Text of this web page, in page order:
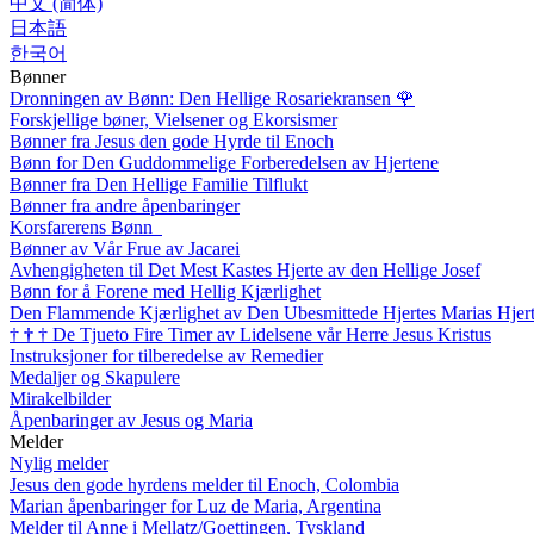
日本語
한국어
Bønner
Dronningen av Bønn: Den Hellige Rosariekransen 🌹
Forskjellige bøner, Vielsener og Ekorsismer
Bønner fra Jesus den gode Hyrde til Enoch
Bønn for Den Guddommelige Forberedelsen av Hjertene
Bønner fra Den Hellige Familie Tilflukt
Bønner fra andre åpenbaringer
Korsfarerens Bønn
Bønner av Vår Frue av Jacarei
Avhengigheten til Det Mest Kastes Hjerte av den Hellige Josef
Bønn for å Forene med Hellig Kjærlighet
Den Flammende Kjærlighet av Den Ubesmittede Hjertes Marias
† † † De Tjueto Fire Timer av Lidelsene vår Herre Jesus Kristus
Instruksjoner for tilberedelse av Remedier
Medaljer og Skapulere
Mirakelbilder
Åpenbaringer av Jesus og Maria
Melder
Nylig melder
Jesus den gode hyrdens melder til Enoch, Colombia
Marian åpenbaringer for Luz de Maria, Argentina
Melder til Anne i Mellatz/Goettingen, Tyskland